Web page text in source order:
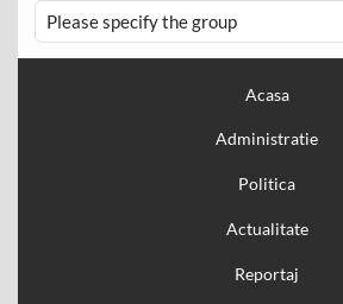
Please specify the group
Acasa
Administratie
Politica
Actualitate
Reportaj